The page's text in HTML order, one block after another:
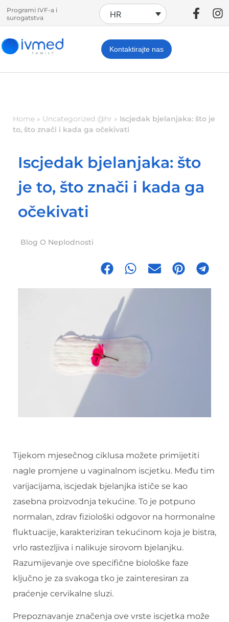
Programi IVF-a i
surogatstva
HR
Kontaktirajte nas
Home » Uncategorized @hr » Iscjedak bjelanjaka: što je
to, što znači i kada ga očekivati
Iscjedak bjelanjaka: što
je to, što znači i kada ga
očekivati
Blog O Neplodnosti
Tijekom mjesečnog ciklusa možete primijetiti
nagle promjene u vaginalnom iscjetku. Među tim
varijacijama, iscjedak bjelanjka ističe se kao
zasebna proizvodnja tekućine. To je potpuno
normalan, zdrav fiziološki odgovor na hormonalne
fluktuacije, karakteriziran tekućinom koja je bistra,
vrlo rastezljiva i nalikuje sirovom bjelanjku.
Razumijevanje ove specifične biološke faze
ključno je za svakoga tko je zainteresiran za
praćenje cervikalne sluzi.
Prepoznavanje značenja ove vrste iscjetka može